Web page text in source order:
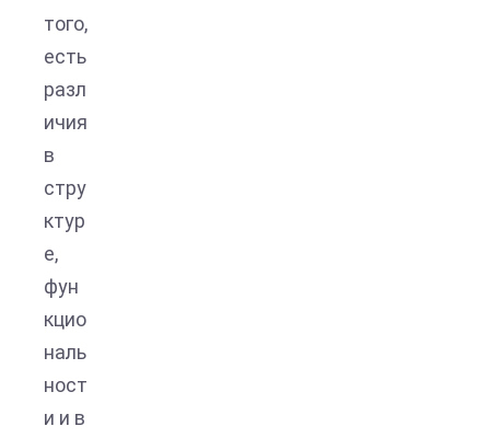
того,
есть
разл
ичия
в
стру
ктур
е,
фун
кцио
наль
ност
и и в